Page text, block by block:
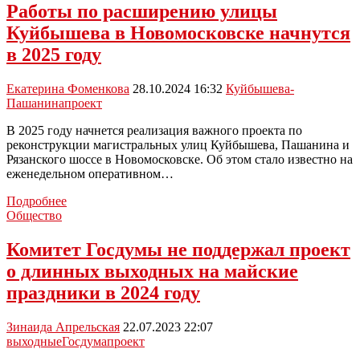
Работы по расширению улицы
Куйбышева в Новомосковске начнутся
в 2025 году
Екатерина Фоменкова 28.10.2024 16:32 Куйбышева-
Пашанинапроект
В 2025 году начнется реализация важного проекта по
реконструкции магистральных улиц Куйбышева, Пашанина и
Рязанского шоссе в Новомосковске. Об этом стало известно на
еженедельном оперативном…
ПодробнееРаботы
улицы
Куйбышева
в
Новомосковске
начнутся
2025
году
Общество
Комитет Госдумы не поддержал проект
о длинных выходных на майские
праздники в 2024 году
Зинаида Апрельская 22.07.2023 22:07
выходныеГосдумапроект